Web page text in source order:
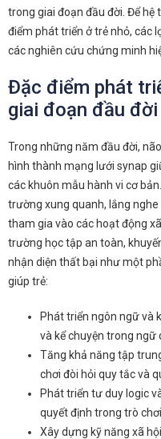
trong giai đoạn đầu đời. Để hệ
điểm phát triển ở trẻ nhỏ, các
các nghiên cứu chứng minh
Đặc điểm phát
giai đoạn đầu đời
Trong những năm đầu đời,
hình thành mạng lưới synap
các khuôn mẫu hành vi cơ
trường xung quanh, lắng
tham gia vào các hoạt động
trường học tập an toàn,
nhận diện thất bại như một
giúp trẻ:
Phát triển ngôn ngữ và
và kể chuyện trong ngữ
Tăng khả năng tập
chơi đòi hỏi quy tắc và
Phát triển tư duy logic
quyết định trong trò
Xây dựng kỹ năng xã